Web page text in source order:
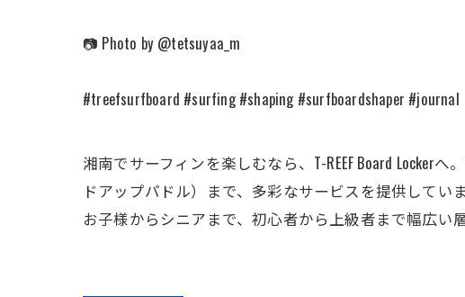
📷 Photo by @tetsuyaa_m
#treefsurfboard #surfing #shaping #surfboardshaper #journal
湘南でサーフィンを楽しむなら、T-REEF Board Locker
ドアップパドル）まで、多彩なサービスを提供してい
お子様からシニアまで、初心者から上級者まで幅広い